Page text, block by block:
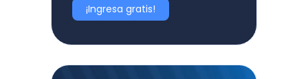
¡Ingresa gratis!